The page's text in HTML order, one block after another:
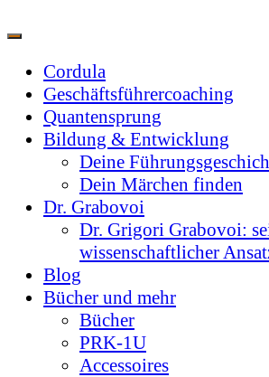
Cordula
Geschäftsführercoaching
Quantensprung
Bildung & Entwicklung
Deine
Dein Märchen finden
Dr. Grabovoi
Dr. Grigori Grabovoi:
wissenschaftlicher
Blog
Bücher und mehr
Bücher
PRK-1U
Accessoires